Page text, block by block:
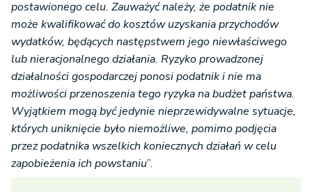
postawionego celu. Zauważyć należy, że podatnik nie
może kwalifikować do kosztów uzyskania przychodów
wydatków, będących następstwem jego niewłaściwego
lub nieracjonalnego działania. Ryzyko prowadzonej
działalności gospodarczej ponosi podatnik i nie ma
możliwości przenoszenia tego ryzyka na budżet państwa.
Wyjątkiem mogą być jedynie nieprzewidywalne sytuacje,
których uniknięcie było niemożliwe, pomimo podjęcia
przez podatnika wszelkich koniecznych działań w celu
zapobieżenia ich powstaniu”.